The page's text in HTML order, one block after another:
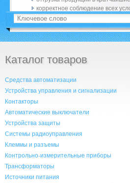
корректное соблюдение всех
Каталог товаров
Средства автоматизации
Устройства управления и сигнализации
Контакторы
Автоматические выключатели
Устройства защиты
Системы радиоуправления
Клеммы и разъемы
Контрольно-измерительные приборы
Трансформаторы
Источники питания